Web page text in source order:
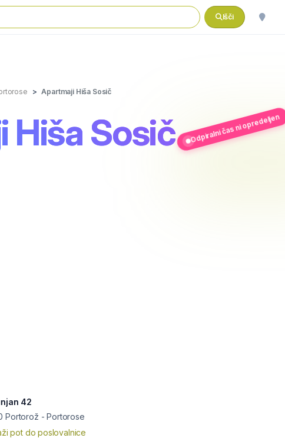
Išči
Apartmaji Hiša Sosič
Hiša Sosič Odpiralni čas ni opredeljen
42
Portorož - Portorose
pot do poslovalnice